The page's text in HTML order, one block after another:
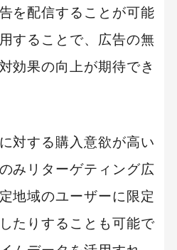
を配信することが可能
することで、広告の無
効果の向上が期待でき
対する購入意欲が高い
みリターゲティング広
地域のユーザーに限定
たりすることも可能で